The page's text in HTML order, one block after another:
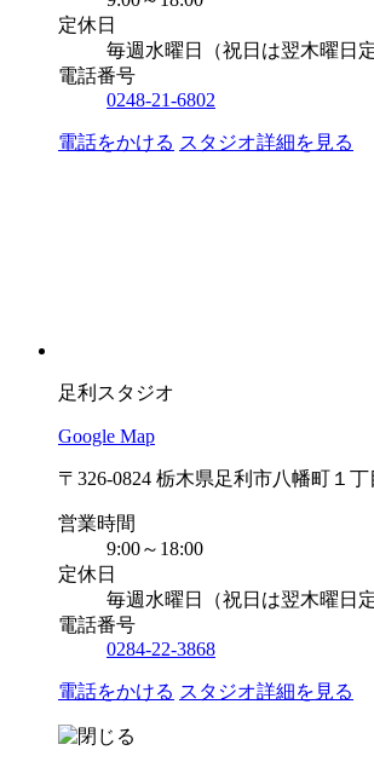
定休日
毎週水曜日（祝日は翌木曜日定
電話番号
0248-21-6802
電話をかける スタジオ詳細を見る
足利スタジオ
Google Map
〒326-0824 栃木県足利市八幡町１丁
営業時間
9:00～18:00
定休日
毎週水曜日（祝日は翌木曜日定
電話番号
0284-22-3868
電話をかける スタジオ詳細を見る